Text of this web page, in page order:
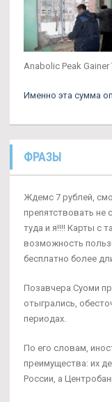
Anabolic Peak Gainer
Именно эта сумма
ФРАЗЫ
Ждемс 7 рублей,
препятствовать не
туда и я!!!! Карты с
возможность
бесплатно более
Позавчера Суоми
отыгрались,
периодах.
По его словам,
преимущества: их
России, а